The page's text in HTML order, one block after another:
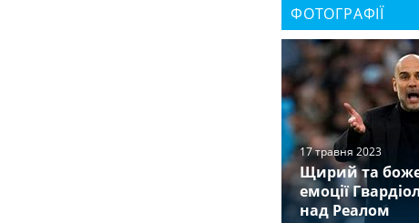
ФОТОГРАФІЇ
17 травня 2023
Щирий та
емоції
над Реалом